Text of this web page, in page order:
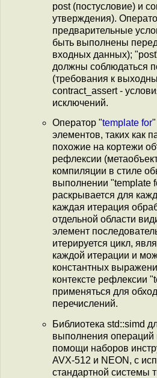
post (постусловие) и
утверждения).
предварительные
быть выполнены
входных данных);
должны соблюдаться
(требования к
contract_assert -
исключений.
Оператор "template for
элементов, таких как
похожие на кортежи
рефлексии
компиляции в стиле
выполнении "template
раскрывается для
каждая итерация
отдельной области
элемент
итерируется цикл,
каждой итерации и
константных
контексте рефлексии
применяться для
перечислений.
Библиотека std::simd
выполнения
помощи наборов
AVX-512 и NEON, с
стандартной системы